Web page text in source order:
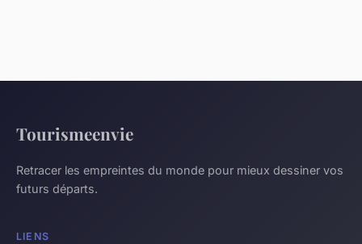
Tourismeenvie
Retracer les empreintes du monde pour mieux dessiner vos
futurs départs.
LIENS